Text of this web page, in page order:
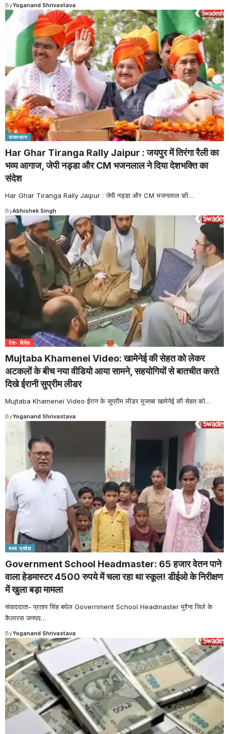
ByYoganand Shrivastava
राजस्थान
Har Ghar Tiranga Rally Jaipur : जयपुर में तिरंगा रैली का
भव्य आगाज, जेपी नड्डा और CM भजनलाल ने दिया देशभक्ति का
संदेश
Har Ghar Tiranga Rally Jaipur : जेपी नड्डा और CM भजनलाल की…
ByAbhishek Singh
देश- विदेश
Mujtaba Khamenei Video: खामेनेई की सेहत को लेकर
अटकलों के बीच नया वीडियो आया सामने, सहयोगियों से बातचीत करते
दिखे ईरानी सुप्रीम लीडर
Mujtaba Khamenei Video ईरान के सुप्रीम लीडर मुज्तबा खामेनेई की सेहत को…
ByYoganand Shrivastava
मध्य प्रदेश
Government School Headmaster: 65 हजार वेतन पाने
वाला हेडमास्टर 4500 रुपये में चला रहा था स्कूल! डीईओ के निरीक्षण
में खुला बड़ा मामला
संवाददाता- प्रताप सिंह बघेल Government School Headmaster मुरैना जिले के
कैलारस जनपद…
ByYoganand Shrivastava